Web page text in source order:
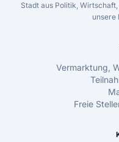
Stadt aus Politik,
unsere
Vermarktung,
Freie